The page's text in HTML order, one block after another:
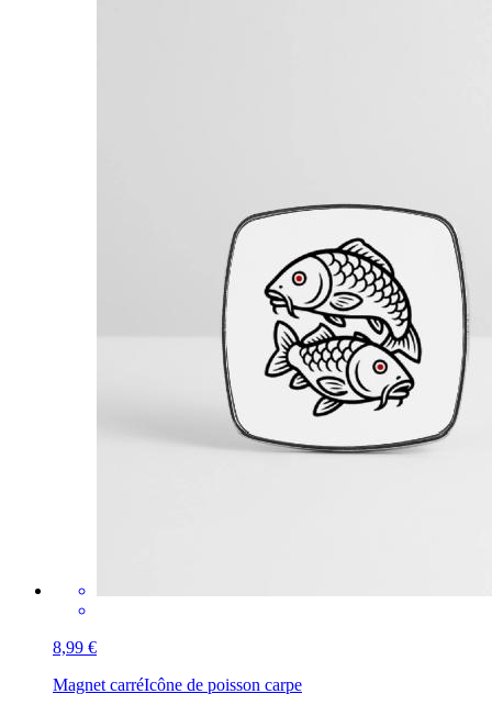
8,99 €
Magnet carréIcône de poisson carpe